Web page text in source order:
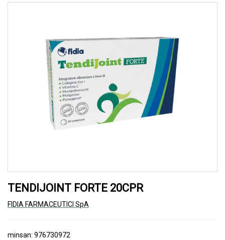
TENDIJOINT FORTE 20CPR
FIDIA FARMACEUTICI SpA
minsan: 976730972